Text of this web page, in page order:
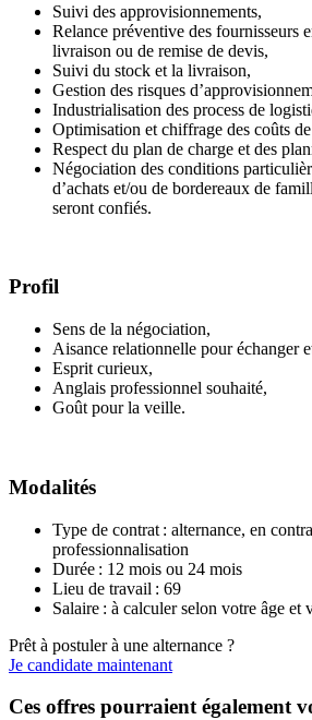
Suivi des approvisionnements,
Relance préventive des fournisseurs
livraison ou de remise de devis,
Suivi du stock et la livraison,
Gestion des risques
Industrialisation des process de
Optimisation et chiffrage des coûts
Respect du plan de charge et des
Négociation des conditions
d’achats et/ou de bordereaux de
seront confiés.
Profil
Sens de la négociation,
Aisance relationnelle pour échanger
Esprit curieux,
Anglais professionnel souhaité,
Goût pour la veille.
Modalités
Type de contrat : alternance, en
professionnalisation
Durée : 12 mois ou 24 mois
Lieu de travail : 69
Salaire : à calculer selon votre âge et
Prêt à postuler à une alternance ?
Je candidate maintenant
Ces offres pourraient également